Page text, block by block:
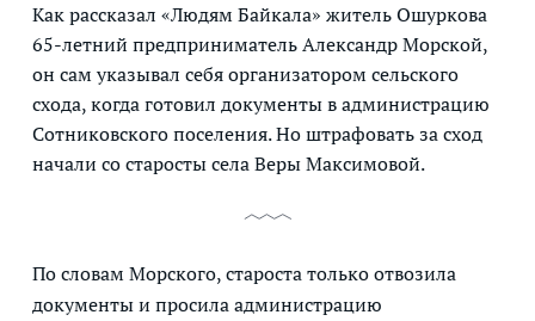
Как рассказал «Людям Байкала» житель Ошуркова
65-летний предприниматель Александр Морской,
он сам указывал себя организатором сельского
схода, когда готовил документы в администрацию
Сотниковского поселения. Но штрафовать за сход
начали со старосты села Веры Максимовой.
По словам Морского, староста только отвозила
документы и просила администрацию